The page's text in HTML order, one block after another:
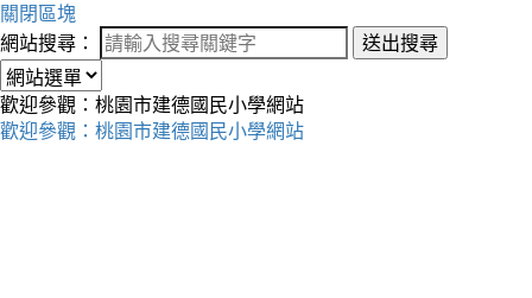
關閉區塊
網站搜尋：
送出搜尋
歡迎參觀：桃園市建德國民小學網站
歡迎參觀：桃園市建德國民小學網站